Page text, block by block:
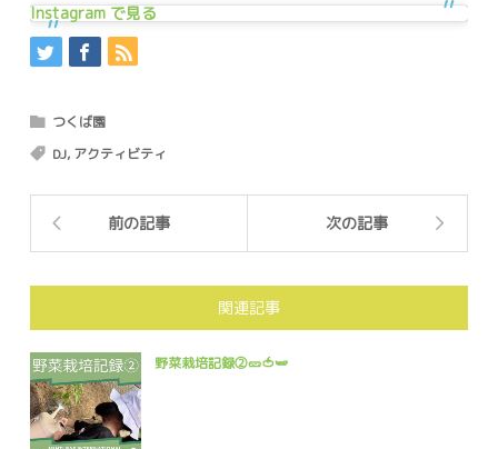
Instagram で見る
つくば園
DJ, アクティビティ
前の記事 次の記事
関連記事
野菜栽培記録②🥒🍅🫛